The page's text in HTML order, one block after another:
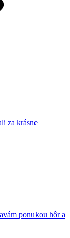
za krásne
ponukou hôr a